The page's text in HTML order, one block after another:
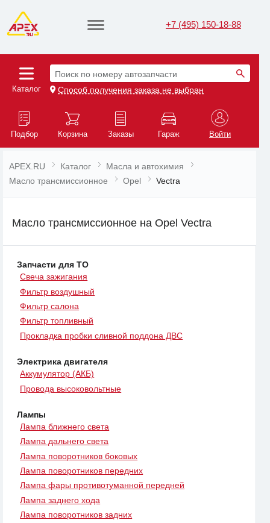
+7 (495) 150-18-88
Каталог
Поиск по номеру автозапчасти
Способ получения заказа не выбран
Подбор Корзина Заказы Гараж Войти
APEX.RU Каталог
Масла и автохимия
Масло трансмиссионное
Opel Vectra
Масло трансмиссионное на Opel Vectra
Запчасти для ТО
Свеча зажигания
Фильтр воздушный
Фильтр салона
Фильтр топливный
Прокладка пробки сливной поддона ДВС
Электрика двигателя
Аккумулятор (АКБ)
Провода высоковольтные
Лампы
Лампа ближнего света
Лампа дальнего света
Лампа поворотников боковых
Лампа поворотников передних
Лампа фары противотуманной передней
Лампа заднего хода
Лампа поворотников задних